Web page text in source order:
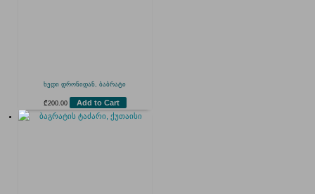
ხედი დრონიდან, ბაბრატი
₾200.00 Add to Cart